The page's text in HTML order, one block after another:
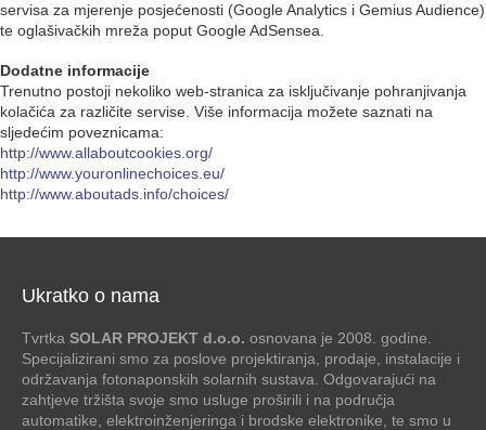
servisa za mjerenje posjećenosti (Google Analytics i Gemius Audience)
te oglašivačkih mreža poput Google AdSensea.
Dodatne informacije
Trenutno postoji nekoliko web-stranica za isključivanje pohranjivanja
kolačića za različite servise. Više informacija možete saznati na
sljedećim poveznicama:
http://www.allaboutcookies.org/
http://www.youronlinechoices.eu/
http://www.aboutads.info/choices/
Ukratko o nama
Tvrtka SOLAR PROJEKT d.o.o. osnovana je 2008. godine.
Specijalizirani smo za poslove projektiranja, prodaje, instalacije i
održavanja fotonaponskih solarnih sustava. Odgovarajući na
zahtjeve tržišta svoje smo usluge proširili i na područja
automatike, elektroinženjeringa i brodske elektronike, te smo u